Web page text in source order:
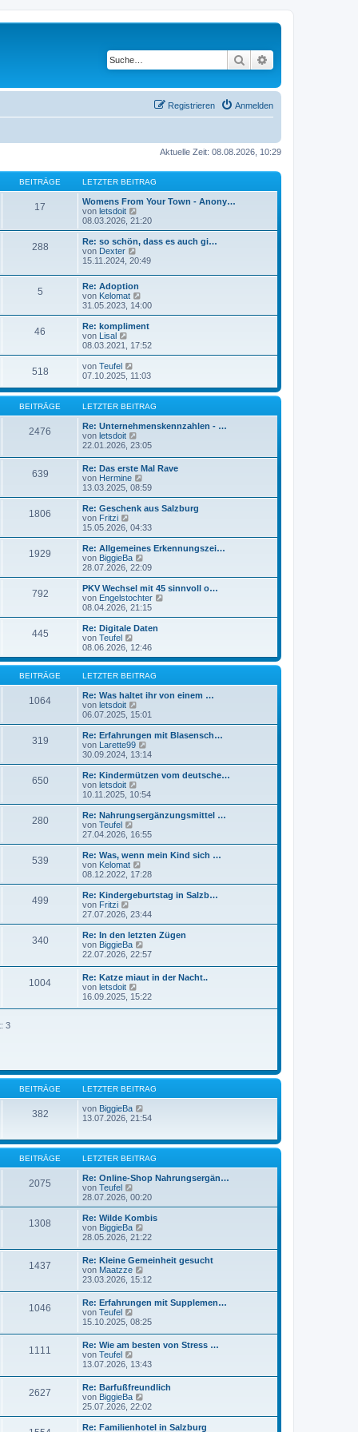
Suche
Anmelden
Registrieren
Aktuelle Zeit: 08.08.2026, 10:29
BEITRÄGE LETZTER BEITRAG
17
Womens From Your Town - Anony…
von letsdoit
e
u
s
t
r
B
e
i
t
r
g
08.03.2026, 21:20
288
Re: so schön, dass es auch gi…
von Dexter
e
e
s
t
e
r
B
i
t
a
15.11.2024, 20:49
5
Re: Adoption
von Kelomat
e
u
e
t
B
e
i
t
r
a
g
31.05.2023, 14:00
46
Re: kompliment
von Lisal
e
u
e
s
e
r
B
e
i
t
r
a
g
08.03.2021, 17:52
518 von Teufel
e
e
s
e
r
B
e
i
t
r
a
g
07.10.2025, 11:03
BEITRÄGE LETZTER BEITRAG
2476
Re: Unternehmenskennzahlen - …
von letsdoit
e
e
s
t
e
r
B
i
t
r
a
g
22.01.2026, 23:05
639
Re: Das erste Mal Rave
von Hermine
e
u
e
t
B
e
i
r
a
g
13.03.2025, 08:59
1806
Re: Geschenk aus Salzburg
von Fritzi
e
u
e
s
t
B
e
i
r
a
g
15.05.2026, 04:33
1929
Re: Allgemeines Erkennungszei…
von BiggieBa
e
u
e
s
t
r
B
e
i
t
r
a
g
28.07.2026, 22:09
792
PKV Wechsel mit 45 sinnvoll o…
von Engelstochter
u
r
e
i
g
08.04.2026, 21:15
445
Re: Digitale Daten
von Teufel
e
u
e
s
t
e
r
B
e
i
t
r
g
08.06.2026, 12:46
BEITRÄGE LETZTER BEITRAG
1064
Re: Was haltet ihr von einem …
von letsdoit
e
u
e
s
t
r
B
e
i
r
g
06.07.2025, 15:01
319
Re: Erfahrungen mit Blasensch…
von Larette99
e
u
e
t
B
e
i
r
g
30.09.2024, 13:14
650
Re: Kindermützen vom deutsche…
von letsdoit
e
u
e
t
B
e
r
g
10.11.2025, 10:54
280
Re: Nahrungsergänzungsmittel …
von Teufel
e
u
e
s
t
B
e
i
r
a
g
27.04.2026, 16:55
539
Re: Was, wenn mein Kind sich …
von Kelomat
e
u
e
t
r
B
e
i
t
r
g
08.12.2022, 17:28
499
Re: Kindergeburtstag in Salzb…
von Fritzi
e
u
e
s
t
r
B
e
i
t
27.07.2026, 23:44
340
Re: In den letzten Zügen
von BiggieBa
e
s
t
e
r
a
g
22.07.2026, 22:57
1004
Re: Katze miaut in der Nacht..
von letsdoit
e
e
i
t
r
a
g
16.09.2025, 15:22
3
BEITRÄGE LETZTER BEITRAG
382 von BiggieBa
e
s
t
r
B
e
i
t
r
a
g
13.07.2026, 21:54
BEITRÄGE LETZTER BEITRAG
2075
Re: Online-Shop Nahrungsergän…
von Teufel
e
u
e
s
t
r
B
e
i
t
r
g
28.07.2026, 00:20
1308
Re: Wilde Kombis
von BiggieBa
e
s
t
e
r
B
i
t
r
a
g
28.05.2026, 21:22
1437
Re: Kleine Gemeinheit gesucht
von Maatzze
e
s
t
e
r
B
i
t
r
a
g
23.03.2026, 15:12
1046
Re: Erfahrungen mit Supplemen…
von Teufel
e
e
s
t
e
r
B
e
i
t
r
15.10.2025, 08:25
1111
Re: Wie am besten von Stress …
von Teufel
e
s
t
e
B
13.07.2026, 13:43
2627
Re: Barfußfreundlich
von BiggieBa
e
u
e
25.07.2026, 22:02
Re: Familienhotel in Salzburg